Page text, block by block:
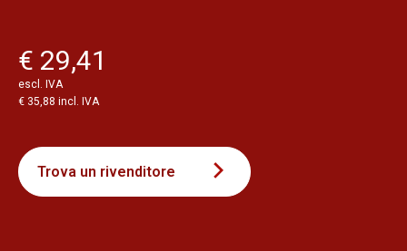
€ 29,41
escl. IVA
€ 35,88 incl. IVA
Trova un rivenditore